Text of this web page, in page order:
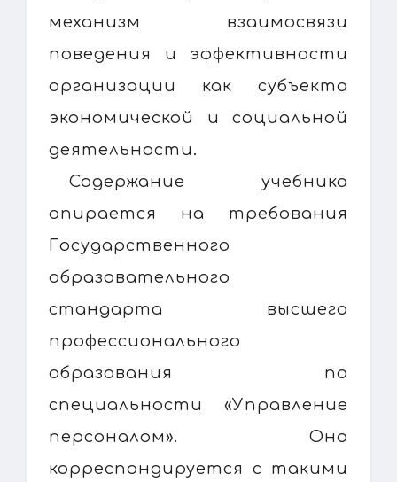
механизм взаимосвязи
поведения и эффективности
организации как субъекта
экономической и социальной
деятельности.
Содержание учебника
опирается на требования
Государственного
образовательного
стандарта высшего
профессионального
образования по
специальности «Управление
персоналом». Оно
корреспондируется с такими